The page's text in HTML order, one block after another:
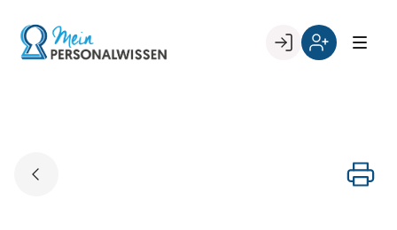
content
Go to landing page.